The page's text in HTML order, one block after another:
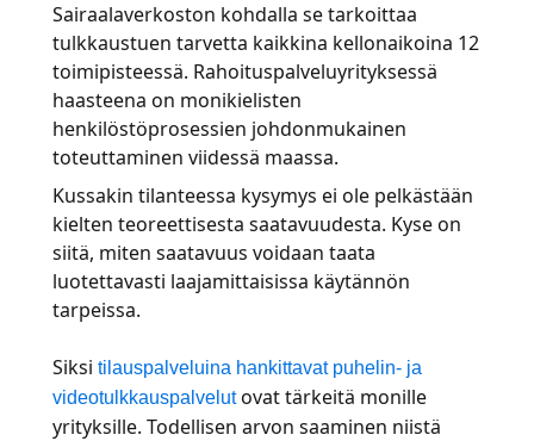
Ratkaisut toimialoittain
Life Sciences
Valmistava Teollisuus
Rahoitus
Juridiikka
Puolustus ja Turvallisuus
Sairaalaverkoston kohdalla se tarkoittaa
tulkkaustuen tarvetta kaikkina kellonaikoina 12
toimipisteessä. Rahoituspalveluyrityksessä
haasteena on monikielisten
henkilöstöprosessien johdonmukainen
toteuttaminen viidessä maassa.
Kussakin tilanteessa kysymys ei ole pelkästään
kielten teoreettisesta saatavuudesta. Kyse on
siitä, miten saatavuus voidaan taata
luotettavasti laajamittaisissa käytännön
tarpeissa.
Siksi tilauspalveluina hankittavat puhelin- ja
videotulkkauspalvelutovat tärkeitä monille
yrityksille. Todellisen arvon saaminen niistä